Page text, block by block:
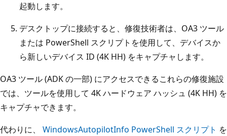
起動します。
デスクトップに接続すると、修復技術者は、OA3 ツール
または PowerShell スクリプトを使用して、デバイスか
ら新しいデバイス ID (4K HH) をキャプチャします。
OA3 ツール (ADK の一部) にアクセスできるこれらの修復施設
では、ツールを使用して 4K ハードウェア ハッシュ (4K HH) を
キャプチャできます。
代わりに、 WindowsAutopilotInfo PowerShell スクリプト を